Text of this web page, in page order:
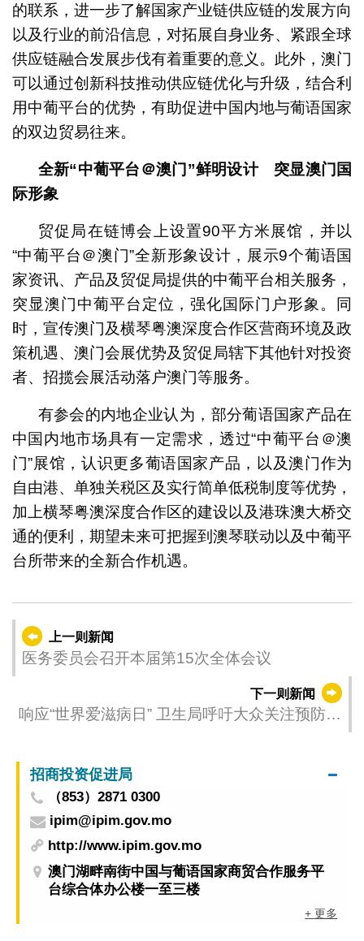
的联系，进一步了解国家产业链供应链的发展方向
以及行业的前沿信息，对拓展自身业务、紧跟全球
供应链融合发展步伐有着重要的意义。此外，澳门
可以通过创新科技推动供应链优化与升级，结合利
用中葡平台的优势，有助促进中国内地与葡语国家
的双边贸易往来。
全新“中葡平台＠澳门”鲜明设计 突显澳门国
际形象
贸促局在链博会上设置90平方米展馆，并以
“中葡平台＠澳门”全新形象设计，展示9个葡语国
家资讯、产品及贸促局提供的中葡平台相关服务，
突显澳门中葡平台定位，强化国际门户形象。同
时，宣传澳门及横琴粤澳深度合作区营商环境及政
策机遇、澳门会展优势及贸促局辖下其他针对投资
者、招揽会展活动落户澳门等服务。
有参会的内地企业认为，部分葡语国家产品在
中国内地市场具有一定需求，透过“中葡平台＠澳
门”展馆，认识更多葡语国家产品，以及澳门作为
自由港、单独关税区及实行简单低税制度等优势，
加上横琴粤澳深度合作区的建设以及港珠澳大桥交
通的便利，期望未来可把握到澳琴联动以及中葡平
台所带来的全新合作机遇。
上一则新闻
医务委员会召开本届第15次全体会议
下一则新闻
响应“世界爱滋病日” 卫生局呼吁大众关注预防爱
招商投资促进局
（853）2871 0300
ipim@ipim.gov.mo
http://www.ipim.gov.mo
澳门湖畔南街中国与葡语国家商贸合作服务平
台综合体办公楼一至三楼
+ 更多